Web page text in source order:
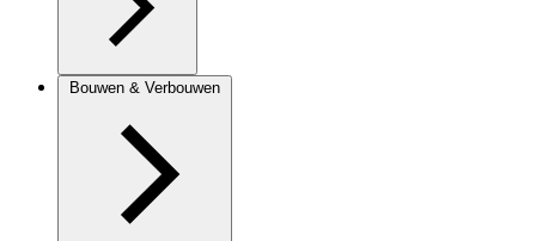
Bouwen & Verbouwen